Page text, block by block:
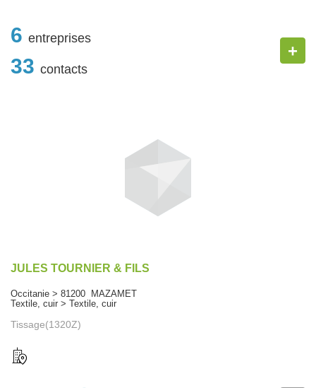
6 entreprises
33 contacts
+
JULES TOURNIER & FILS
Occitanie > 81200 MAZAMET
Textile, cuir > Textile, cuir
Tissage(1320Z)